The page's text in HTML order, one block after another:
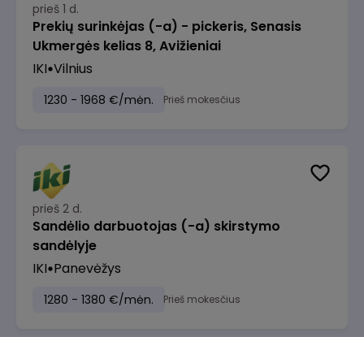
prieš 1 d.
Prekių surinkėjas (-a) - pickeris, Senasis
Ukmergės kelias 8, Avižieniai
IKI Vilnius
1230 - 1968 €/mėn. Prieš mokesčius
prieš 2 d.
Sandėlio darbuotojas (-a) skirstymo
sandėlyje
IKI Panevėžys
1280 - 1380 €/mėn. Prieš mokesčius